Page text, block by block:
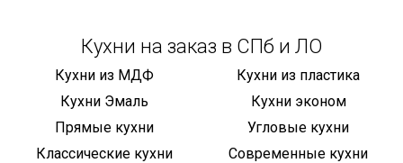
Кухни на заказ в СПб и ЛО
Кухни из МДФ
Кухни из пластика
Кухни Эмаль
Кухни эконом
Прямые кухни
Угловые кухни
Классические кухни
Современные кухни